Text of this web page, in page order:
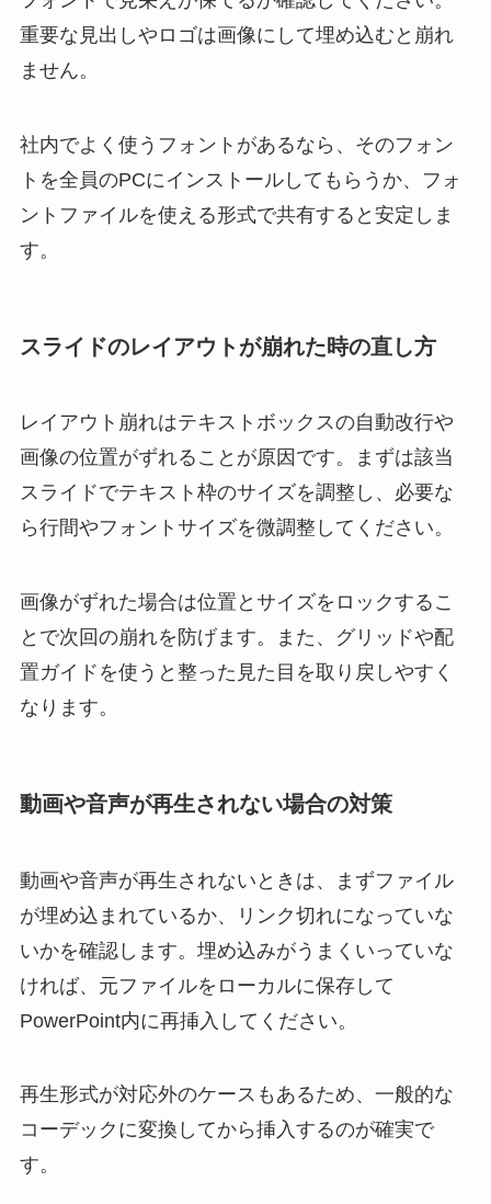
重要な見出しやロゴは画像にして埋め込むと崩れ
ません。
社内でよく使うフォントがあるなら、そのフォン
トを全員のPCにインストールしてもらうか、フォ
ントファイルを使える形式で共有すると安定しま
す。
スライドのレイアウトが崩れた時の直し方
レイアウト崩れはテキストボックスの自動改行や
画像の位置がずれることが原因です。まずは該当
スライドでテキスト枠のサイズを調整し、必要な
ら行間やフォントサイズを微調整してください。
画像がずれた場合は位置とサイズをロックするこ
とで次回の崩れを防げます。また、グリッドや配
置ガイドを使うと整った見た目を取り戻しやすく
なります。
動画や音声が再生されない場合の対策
動画や音声が再生されないときは、まずファイル
が埋め込まれているか、リンク切れになっていな
いかを確認します。埋め込みがうまくいっていな
ければ、元ファイルをローカルに保存して
PowerPoint内に再挿入してください。
再生形式が対応外のケースもあるため、一般的な
コーデックに変換してから挿入するのが確実で
す。